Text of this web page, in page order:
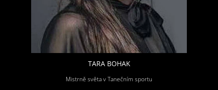
TARA BOHAK
Mistrně světa v Tanečním sportu